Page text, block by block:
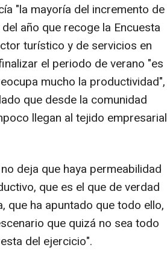
"la mayoría del incremento de
año que recoge la Encuesta
turístico y de servicios en
el periodo de verano "es
mucho la productividad",
que desde la comunidad
llegan al tejido empresarial
deja que haya permeabilidad
que es el que de verdad
que ha apuntado que todo ello,
que quizá no sea todo
del ejercicio".